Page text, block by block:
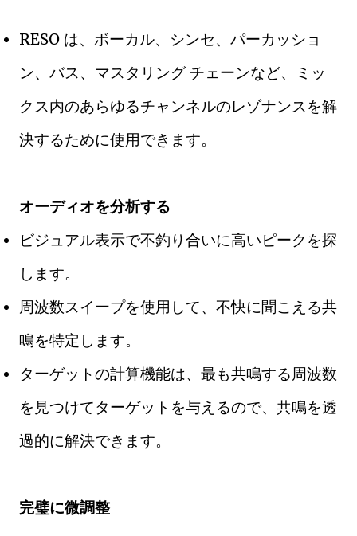
RESO は、ボーカル、シンセ、パーカッショ
ン、バス、マスタリング チェーンなど、ミッ
クス内のあらゆるチャンネルのレゾナンスを解
決するために使用できます。
オーディオを分析する
ビジュアル表示で不釣り合いに高いピークを探
します。
周波数スイープを使用して、不快に聞こえる共
鳴を特定します。
ターゲットの計算機能は、最も共鳴する周波数
を見つけてターゲットを与えるので、共鳴を透
過的に解決できます。
完璧に微調整